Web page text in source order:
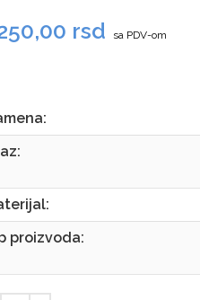
rsd sa PDV-om
proizvoda: